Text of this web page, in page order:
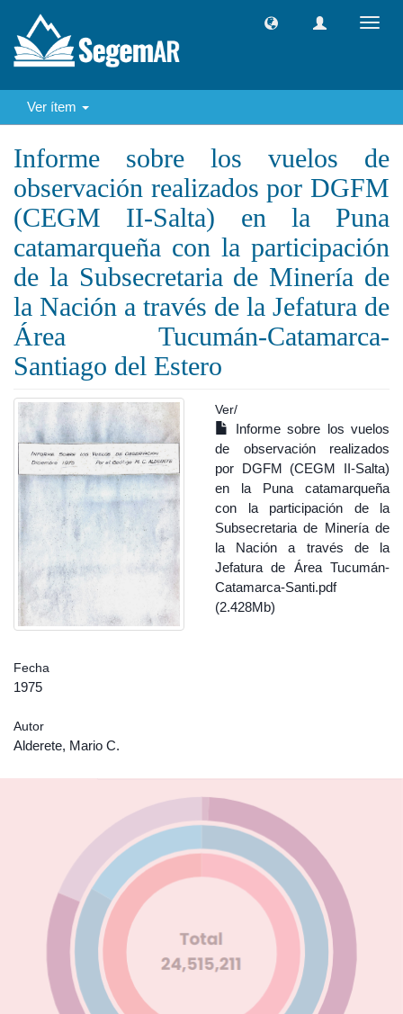
Ver ítem
Informe sobre los vuelos de
observación realizados por DGFM
(CEGM II-Salta) en la Puna
catamarqueña con la participación
de la Subsecretaria de Minería de
la Nación a través de la Jefatura de
Área Tucumán-Catamarca-
Santiago del Estero
Ver/
Informe sobre los vuelos
de observación realizados
por DGFM (CEGM II-Salta)
en la Puna catamarqueña
con la participación de la
Subsecretaria de Minería de
la Nación a través de la
Jefatura de Área Tucumán-
Catamarca-Santi.pdf
(2.428Mb)
Fecha
1975
Autor
Alderete, Mario C.